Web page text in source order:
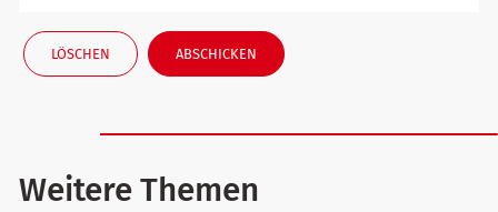
LÖSCHEN ABSCHICKEN
Weitere Themen